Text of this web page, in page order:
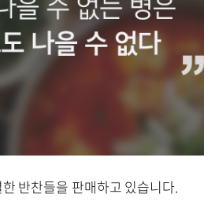
반찬들을 판매하고 있습니다.